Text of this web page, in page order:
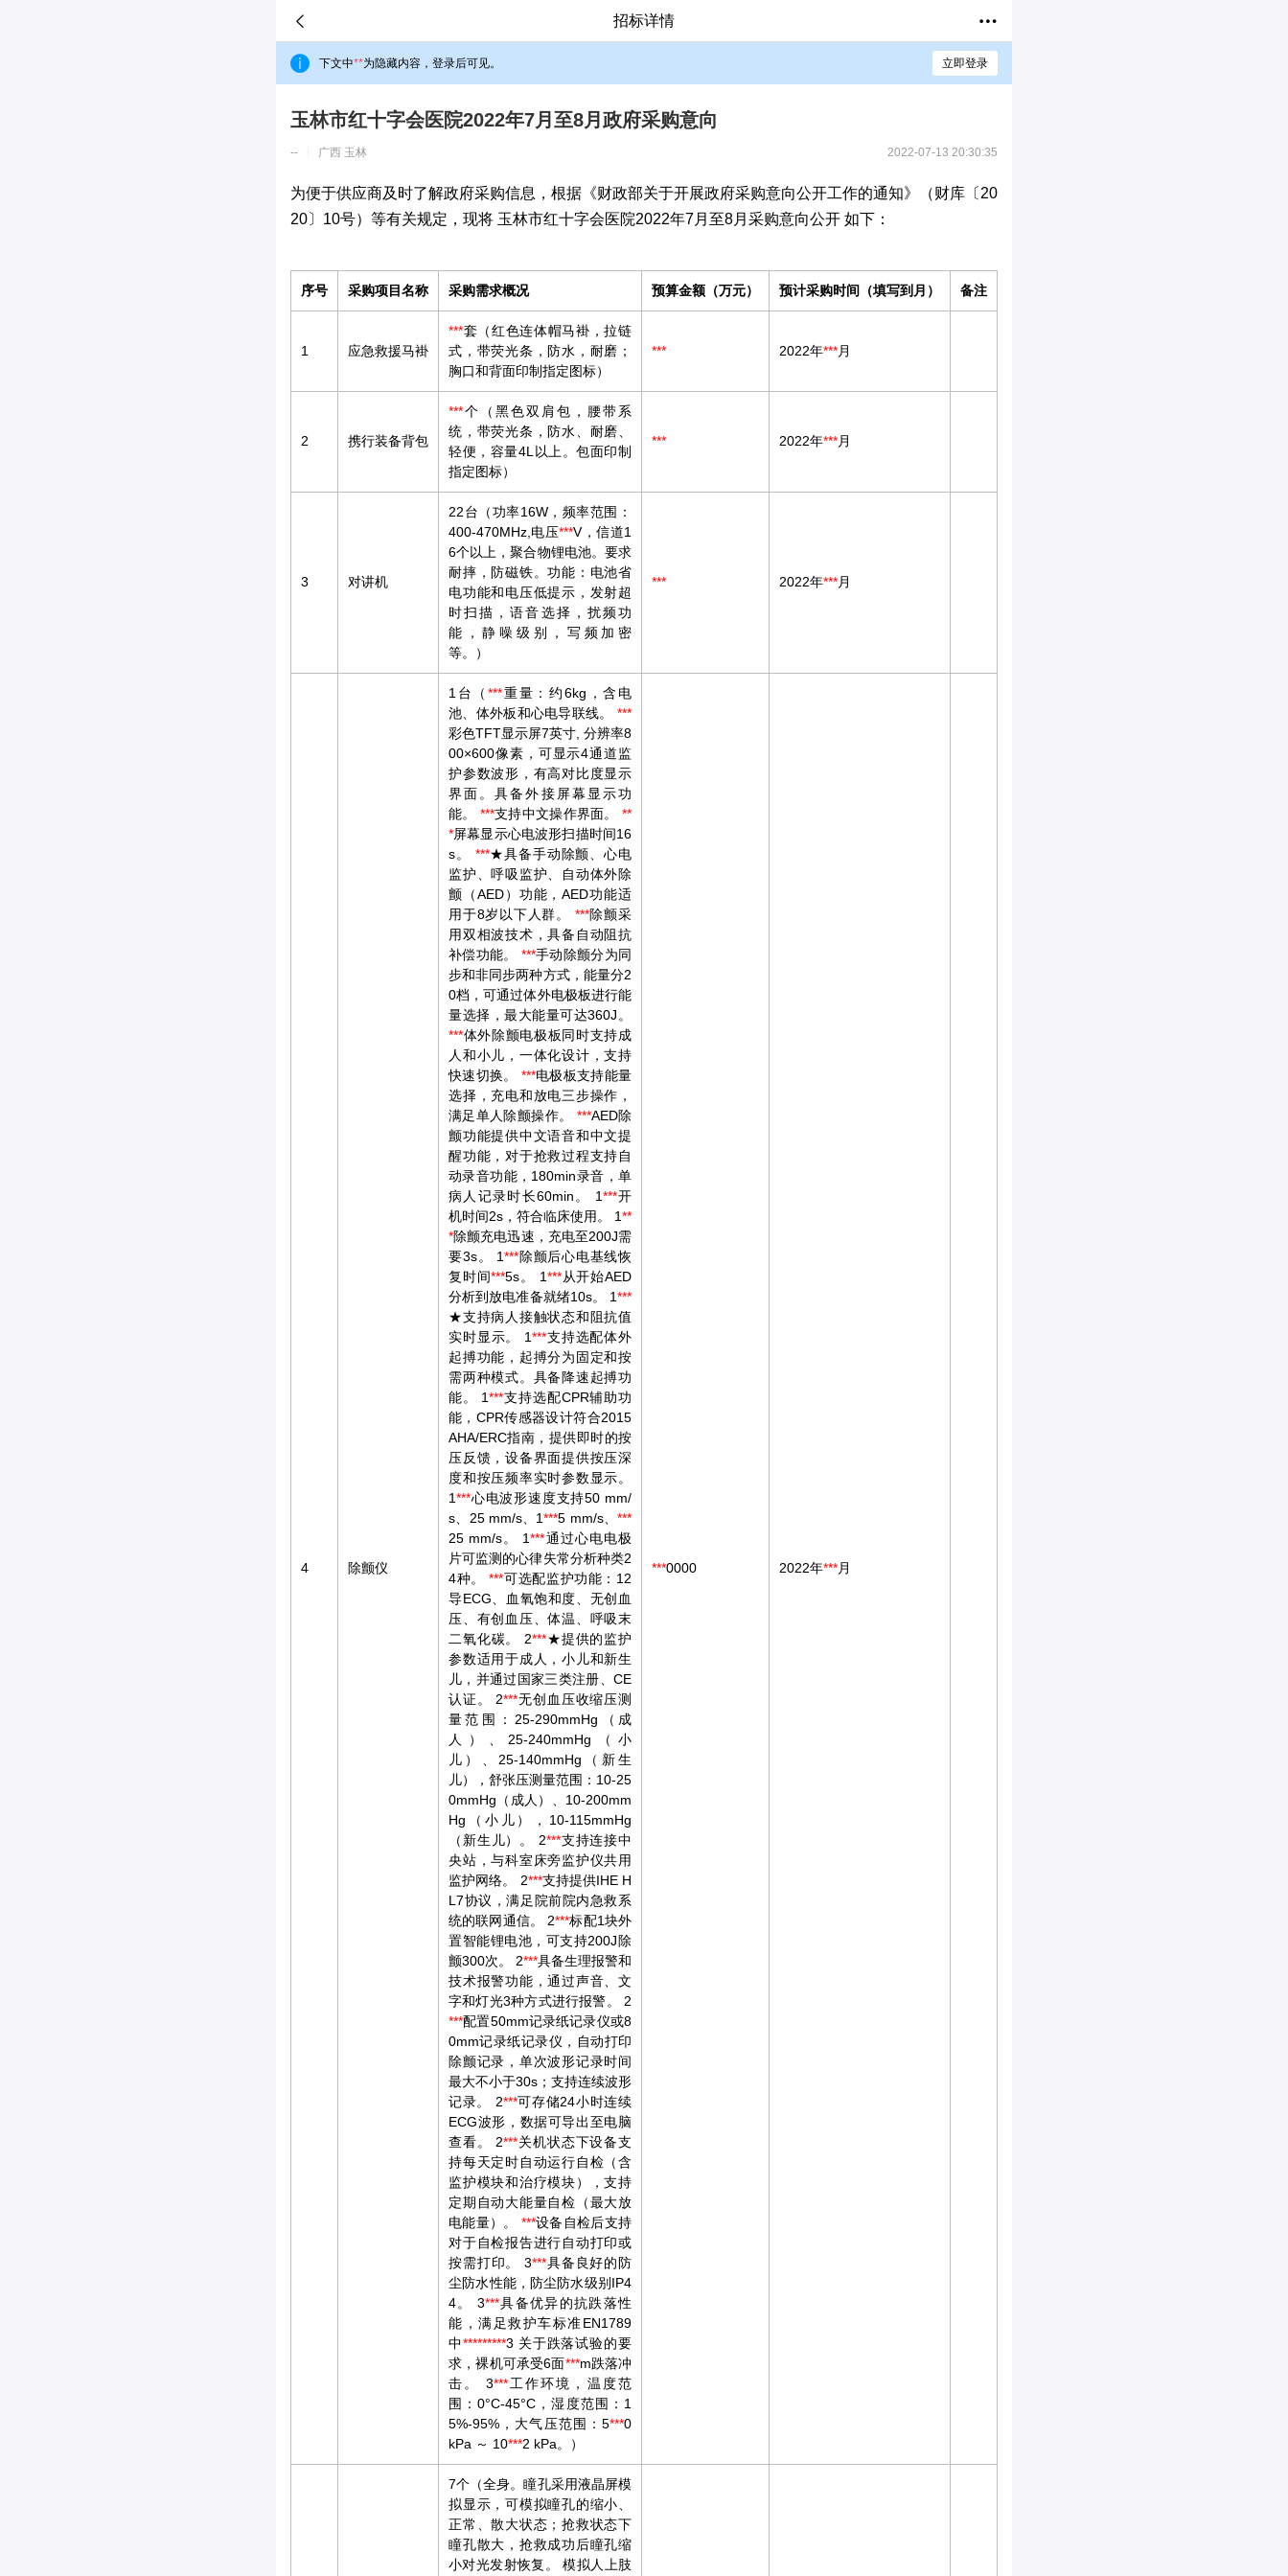
招标详情
下文中**为隐藏内容，登录后可见。 立即登录
玉林市红十字会医院2022年7月至8月政府采购意向
-- 广西 玉林 2022-07-13 20:30:35
为便于供应商及时了解政府采购信息，根据《财政部关于开展政府采购意向公开工作的通知》（财库〔20
20〕10号）等有关规定，现将 玉林市红十字会医院2022年7月至8月采购意向公开 如下：
序号 采购项目名称 采购需求概况 预算金额（万元） 预计采购时间（填写到月） 备注
1 应急救援马褂
***套（红色连体帽马褂，拉链
式，带荧光条，防水，耐磨；
胸口和背面印制指定图标）
*** 2022年***月
2 携行装备背包
***个（黑色双肩包，腰带系
统，带荧光条，防水、耐磨、
轻便，容量4L以上。包面印制
指定图标）
*** 2022年***月
3 对讲机
22台（功率16W，频率范围：
400-470MHz,电压***V，信道1
6个以上，聚合物锂电池。要求
耐摔，防磁铁。功能：电池省
电功能和电压低提示，发射超
时扫描，语音选择，扰频功
能，静噪级别，写频加密
等。）
*** 2022年***月
4 除颤仪
1台（***重量：约6kg，含电
池、体外板和心电导联线。 ***
彩色TFT显示屏7英寸, 分辨率8
00×600像素，可显示4通道监
护参数波形，有高对比度显示
界面。具备外接屏幕显示功
能。 ***支持中文操作界面。**
*屏幕显示心电波形扫描时间16
s。 ***★具备手动除颤、心电
监护、呼吸监护、自动体外除
颤（AED）功能，AED功能适
用于8岁以下人群。 ***除颤采
用双相波技术，具备自动阻抗
补偿功能。 ***手动除颤分为同
步和非同步两种方式，能量分2
0档，可通过体外电极板进行能
量选择，最大能量可达360J。
***体外除颤电极板同时支持成
人和小儿，一体化设计，支持
快速切换。 ***电极板支持能量
选择，充电和放电三步操作，
满足单人除颤操作。 ***AED除
颤功能提供中文语音和中文提
醒功能，对于抢救过程支持自
动录音功能，180min录音，单
病人记录时长60min。 1***开
机时间2s，符合临床使用。 1**
*除颤充电迅速，充电至200J需
要3s。 1***除颤后心电基线恢
复时间***5s。 1***从开始AED
分析到放电准备就绪10s。 1***
★支持病人接触状态和阻抗值
实时显示。 1***支持选配体外
起搏功能，起搏分为固定和按
需两种模式。具备降速起搏功
能。 1***支持选配CPR辅助功
能，CPR传感器设计符合2015
AHA/ERC指南，提供即时的按
压反馈，设备界面提供按压深
度和按压频率实时参数显示。
1***心电波形速度支持50 mm/
s、25 mm/s、1***5 mm/s、 ***
25 mm/s。 1***通过心电电极
片可监测的心律失常分析种类2
4种。***可选配监护功能：12
导ECG、血氧饱和度、无创血
压、有创血压、体温、呼吸末
二氧化碳。 2***★提供的监护
参数适用于成人，小儿和新生
儿，并通过国家三类注册、CE
认证。 2***无创血压收缩压测
量范围：25-290mmHg（成
人）、25-240mmHg（小
儿）、25-140mmHg（新生
儿），舒张压测量范围：10-25
0mmHg（成人）、10-200mm
Hg（小儿），10-115mmHg
（新生儿）。 2***支持连接中
央站，与科室床旁监护仪共用
监护网络。 2***支持提供IHE H
L7协议，满足院前院内急救系
统的联网通信。 2***标配1块外
置智能锂电池，可支持200J除
颤300次。 2***具备生理报警和
技术报警功能，通过声音、文
字和灯光3种方式进行报警。 2
***配置50mm记录纸记录仪或8
0mm记录纸记录仪，自动打印
除颤记录，单次波形记录时间
最大不小于30s；支持连续波形
记录。 2***可存储24小时连续
ECG波形，数据可导出至电脑
查看。 2***关机状态下设备支
持每天定时自动运行自检（含
监护模块和治疗模块），支持
定期自动大能量自检（最大放
电能量）。 ***设备自检后支持
对于自检报告进行自动打印或
按需打印。 3***具备良好的防
尘防水性能，防尘防水级别IP4
4。 3***具备优异的抗跌落性
能，满足救护车标准EN1789
中*********3 关于跌落试验的要
求，裸机可承受6面***m跌落冲
击。 3***工作环境，温度范
围：0°C-45°C，湿度范围：1
5%-95%，大气压范围：5***0
kPa ～ 10***2 kPa。）
***0000 2022年***月
7个（全身。瞳孔采用液晶屏模
拟显示，可模拟瞳孔的缩小、
正常、散大状态；抢救状态下
瞳孔散大，抢救成功后瞳孔缩
小对光发射恢复。 模拟人上肢